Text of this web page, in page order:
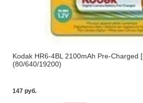
Kodak HR6-4BL 2100mAh Pre-Charged
(80/640/19200)
147 pуб.